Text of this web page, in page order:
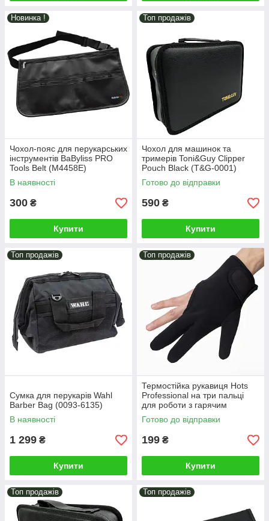
Новинка !
Чохол-пояс для перукарських
інструментів BaByliss PRO
Tools Belt (M4458E)
В наявності
300 ₴
Купити
Топ продажів
Чохол для машинок та
тримерів Toni&Guy Clipper
Pouch Black (T&G-0001)
Готово до відправки
590 ₴
Купити
Топ продажів
Сумка для перукарів Wahl
Barber Bag (0093-6135)
В наявності
1 299 ₴
Купити
Топ продажів
Термостійка рукавиця Hots
Professional на три пальці
для роботи з гарячим
інструментом (HP00280)
Готово до відправки
199 ₴
Купити
Топ продажів Топ продажів